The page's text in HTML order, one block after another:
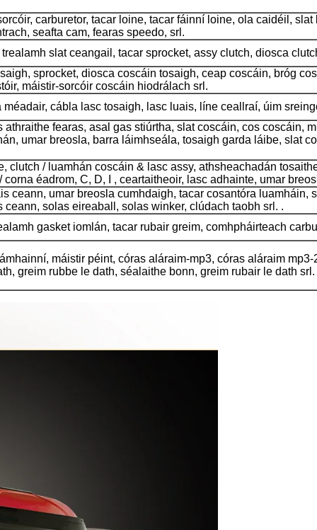
carburetor, tacar loine, tacar fáinní loine, ola caidéil,
seafta cam, fearas speedo, srl.
slat ceangail, tacar sprocket, assy clutch, diosca
sprocket, diosca coscáin tosaigh, ceap coscáin, bróg
máistir-sorcóir coscáin hiodrálach srl.
cábla lasc tosaigh, lasc luais, líne ceallraí, úim
fearas, asal gas stiúrtha, slat coscáin, cos coscáin,
umar breosla, barra láimhseála, tosaigh garda láibe, slat
clutch / luamhán coscáin & lasc assy, ​​athsheachadán
éadrom, C, D, I , ceartaitheoir, lasc adhainte, umar
ceann, umar breosla cumhdaigh, tacar cosantóra luamháin,
solas eireaball, solas winker, clúdach taobh srl. .
gasket iomlán, tacar rubair greim, comhpháirteach
máistir péint, córas aláraim-mp3, córas aláraim
greim rubbe le dath, séalaithe bonn, greim rubair le dath srl.